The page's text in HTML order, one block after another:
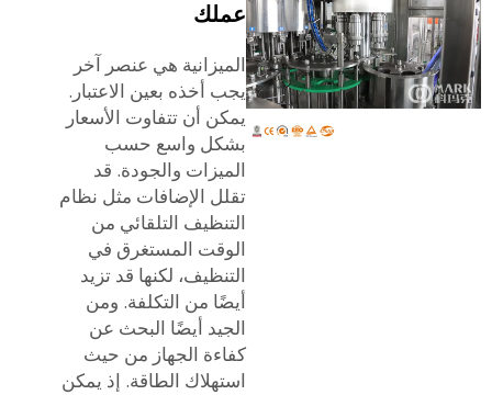
عملك
الميزانية هي عنصر آخر
يجب أخذه بعين الاعتبار.
يمكن أن تتفاوت الأسعار
بشكل واسع حسب
الميزات والجودة. قد
تقلل الإضافات مثل نظام
التنظيف التلقائي من
الوقت المستغرق في
التنظيف، لكنها قد تزيد
أيضًا من التكلفة. ومن
الجيد أيضًا البحث عن
كفاءة الجهاز من حيث
استهلاك الطاقة. إذ يمكن